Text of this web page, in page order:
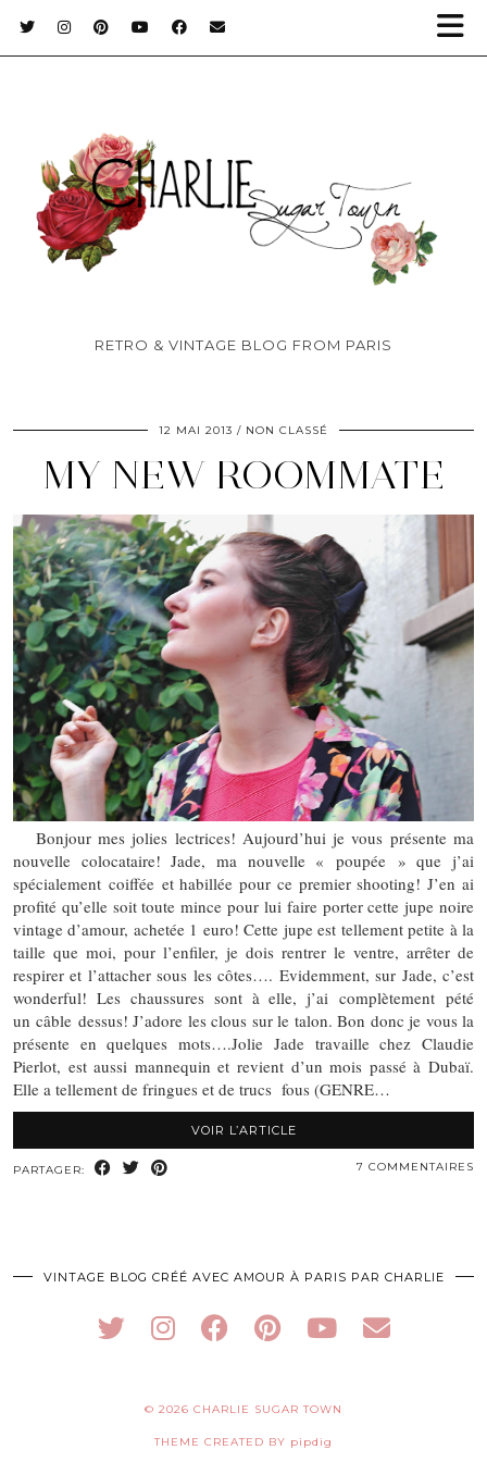
RETRO & VINTAGE BLOG FROM PARIS
12 MAI 2013 NON CLASSÉ
MY NEW ROOMMATE
Bonjour mes jolies lectrices! Aujourd’hui je vous présente ma
nouvelle colocataire! Jade, ma nouvelle « poupée » que j’ai
spécialement coiffée et habillée pour ce premier shooting! J’en ai
profité qu’elle soit toute mince pour lui faire porter cette jupe noire
vintage d’amour, achetée 1 euro! Cette jupe est tellement petite à la
taille que moi, pour l’enfiler, je dois rentrer le ventre, arrêter de
respirer et l’attacher sous les côtes…. Evidemment, sur Jade, c’est
wonderful! Les chaussures sont à elle, j’ai complètement pété
un câble dessus! J’adore les clous sur le talon. Bon donc je vous la
présente en quelques mots….Jolie Jade travaille chez Claudie
Pierlot, est aussi mannequin et revient d’un mois passé à Dubaï.
Elle a tellement de fringues et de trucs fous (GENRE…
VOIR L’ARTICLE
PARTAGER: 7 COMMENTAIRES
VINTAGE BLOG CRÉÉ AVEC AMOUR À PARIS PAR CHARLIE
© 2026 CHARLIE SUGAR TOWN
THEME CREATED BY pipdig